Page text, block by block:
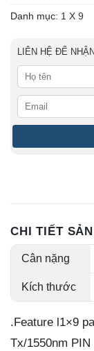
Danh mục: 1 X 9
LIÊN HỆ ĐỂ
CHI TIẾT
Cân nặng
Kích thước
.Feature l1×9
Tx/1550nm